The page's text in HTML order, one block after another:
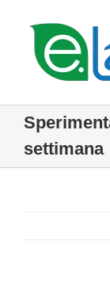
contenuto
settimana